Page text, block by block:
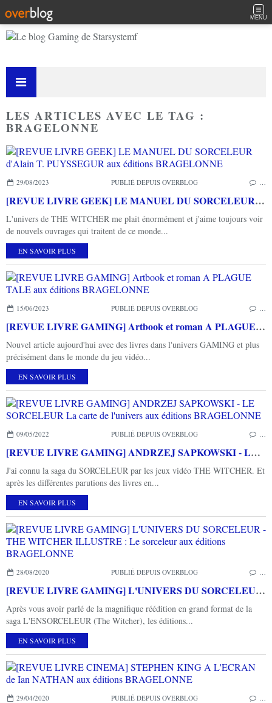
MENU
LES ARTICLES AVEC LE TAG :
BRAGELONNE
29/08/2023 PUBLIÉ DEPUIS OVERBLOG
[REVUE LIVRE GEEK] LE MANUEL DU SORCELEUR d'Alain T. PUYSSEGUR aux éditions BRAGELONNE
L'univers de THE WITCHER me plait énormément et j'aime toujours voir
de nouvels ouvrages qui traitent de ce monde...
EN SAVOIR PLUS
15/06/2023 PUBLIÉ DEPUIS OVERBLOG
[REVUE LIVRE GAMING] Artbook et roman A PLAGUE TALE aux éditions BRAGELONNE
Nouvel article aujourd'hui avec des livres dans l'univers GAMING et plus
précisément dans le monde du jeu vidéo...
EN SAVOIR PLUS
09/05/2022 PUBLIÉ DEPUIS OVERBLOG
[REVUE LIVRE GAMING] ANDRZEJ SAPKOWSKI - LE SORCELEUR La carte de l'univers aux éditions BRAGELONNE
J'ai connu la saga du SORCELEUR par les jeux vidéo THE WITCHER. Et
après les différentes parutions des livres en...
EN SAVOIR PLUS
28/08/2020 PUBLIÉ DEPUIS OVERBLOG
[REVUE LIVRE GAMING] L'UNIVERS DU SORCELEUR - THE WITCHER ILLUSTRE : Le sorceleur aux éditions BRAGELONNE
Après vous avoir parlé de la magnifique réédition en grand format de la
saga L'ENSORCELEUR (The Witcher), les éditions...
EN SAVOIR PLUS
29/04/2020 PUBLIÉ DEPUIS OVERBLOG